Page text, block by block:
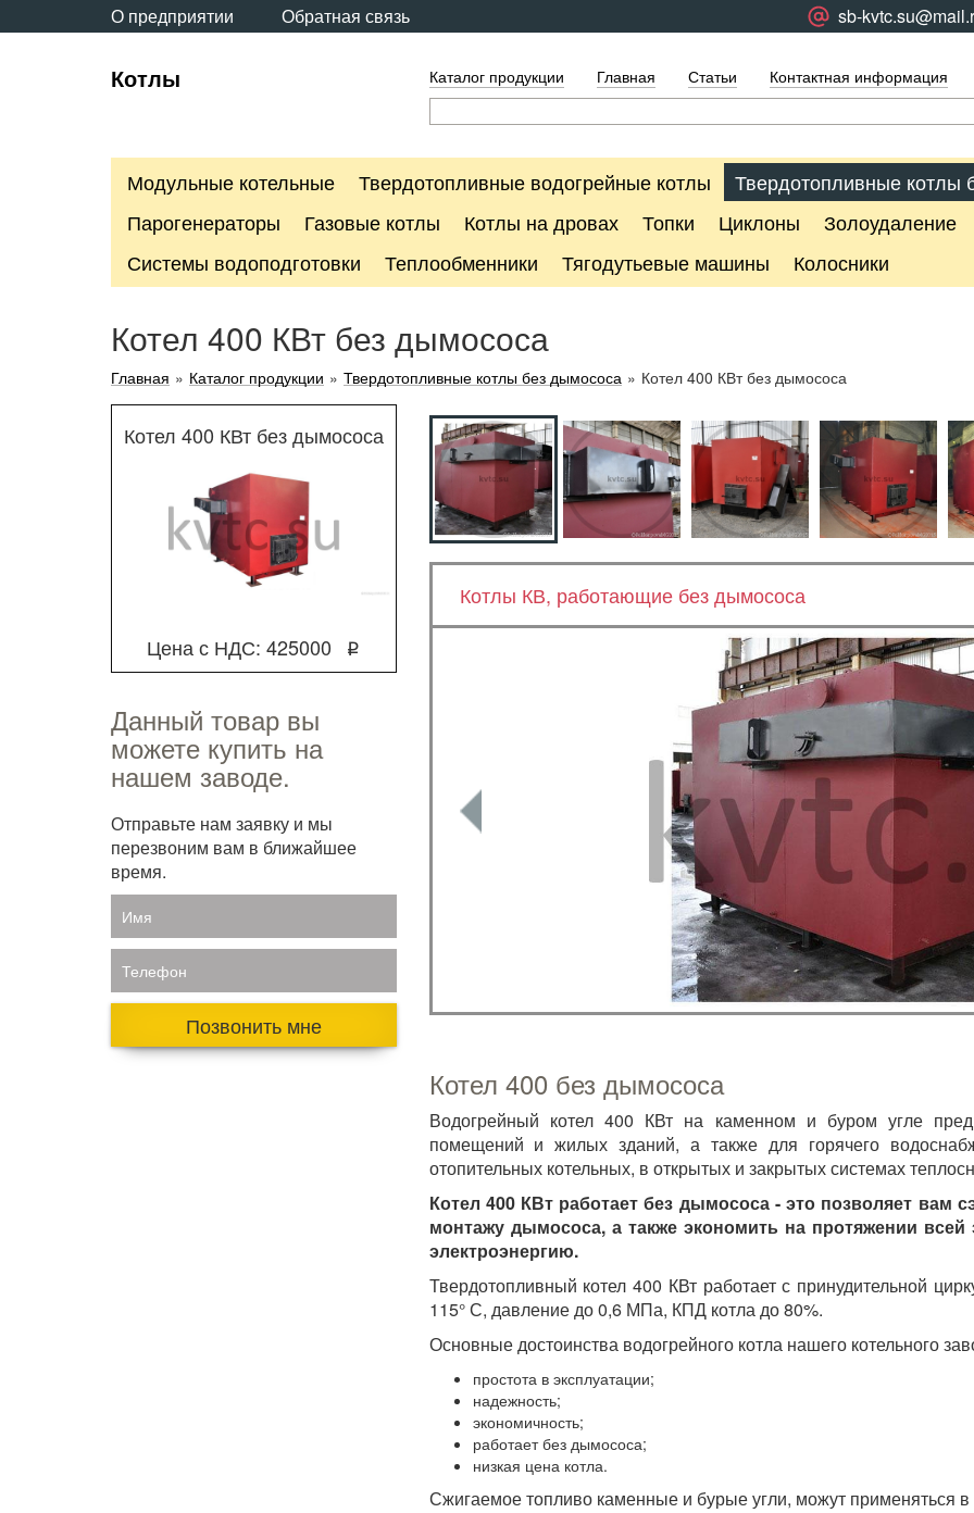
О предприятии Обратная связь sb-
Котлы Каталог продукции Главная Статьи Контактная информация
Модульные котельные Твердотопливные водогрейные котлы
Твердотопливные котлы
Парогенераторы
Газовые котлы Котлы на дровах Топки Циклоны
Золоудаление
Системы водоподготовки
Теплообменники Тягодутьевые машины Колосники
Котел 400 КВт без дымососа
Главная » Каталог продукции » Твердотопливные котлы без дымососа » Котел 400 КВт без дымососа
Котел 400 КВт без дымососа
Цена с НДС: 425000 q
Данный товар вы
можете купить на
нашем заводе.
Отправьте нам заявку и мы
перезвоним вам в ближайшее
время.
Имя
Телефон
Позвонить мне
Котлы КВ, работающие без дымососа
Котел 400 без дымососа
Водогрейный котел 400 КВт на каменном и буром угле
помещений и жилых зданий, а также для горячего
отопительных котельных, в открытых и закрытых системах
Котел 400 КВт работает без дымососа - это позволяет вам
монтажу дымососа, а также экономить на протяжении всей
электроэнергию.
Твердотопливный котел 400 КВт работает с принудительной
115° С, давление до 0,6 МПа, КПД котла до 80%.
Основные достоинства водогрейного котла нашего котельного
простота в эксплуатации;
надежность;
экономичность;
работает без дымососа;
низкая цена котла.
Сжигаемое топливо каменные и бурые угли, можут применяться в